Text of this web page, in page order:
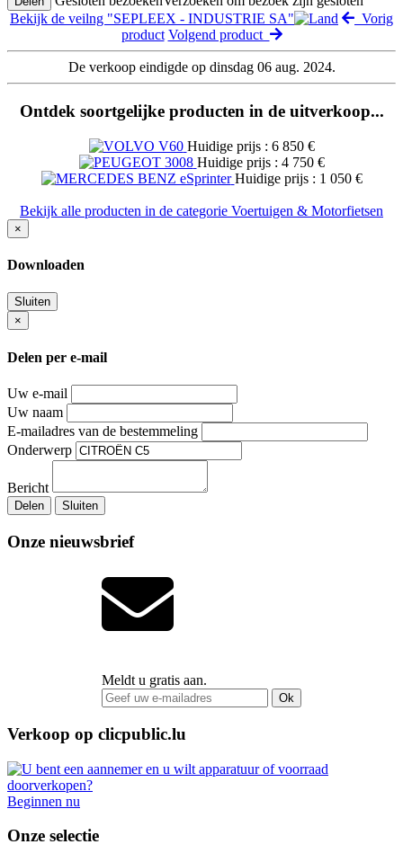
Bekijk de veilng "SEPLEEX - INDUSTRIE SA"
Vorig
product Volgend product
De verkoop eindigde op dinsdag 06 aug. 2024.
Ontdek soortgelijke producten in de uitverkoop...
Huidige prijs : 6 850 €
Huidige prijs : 4 750 €
Huidige prijs : 1 050 €
Bekijk alle producten in de categorie Voertuigen & Motorfietsen
×
Downloaden
Sluiten
×
Delen per e-mail
Uw e-mail
Uw naam
E-mailadres van de bestemmeling
Onderwerp
Bericht
Delen Sluiten
Onze nieuwsbrief
Meldt u gratis aan.
Ok
Verkoop op clicpublic.lu
Beginnen nu
Onze selectie